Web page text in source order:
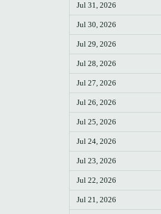
Jul 31, 2026
Jul 30, 2026
Jul 29, 2026
Jul 28, 2026
Jul 27, 2026
Jul 26, 2026
Jul 25, 2026
Jul 24, 2026
Jul 23, 2026
Jul 22, 2026
Jul 21, 2026